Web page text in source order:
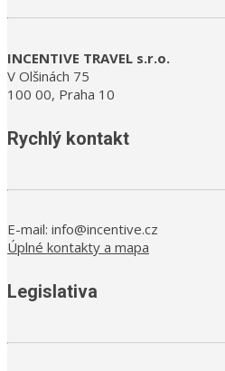
INCENTIVE TRAVEL s.r.o.
V Olšinách 75
100 00, Praha 10
Rychlý kontakt
E-mail: info@incentive.cz
Úplné kontakty a mapa
Legislativa